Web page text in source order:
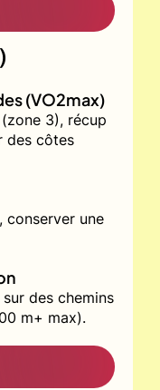
(VO2max)
3), récup
des côtes
conserver une
des chemins
m+ max).